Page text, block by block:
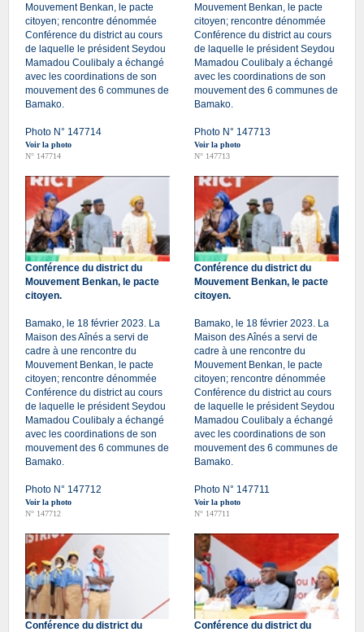
Mouvement Benkan, le pacte
citoyen; rencontre dénommée
Conférence du district au cours
de laquelle le président Seydou
Mamadou Coulibaly a échangé
avec les coordinations de son
mouvement des 6 communes de
Bamako.
Photo N° 147714
Voir la photo
N° 147714
Mouvement Benkan, le pacte
citoyen; rencontre dénommée
Conférence du district au cours
de laquelle le président Seydou
Mamadou Coulibaly a échangé
avec les coordinations de son
mouvement des 6 communes de
Bamako.
Photo N° 147713
Voir la photo
N° 147713
Conférence du district du
Mouvement Benkan, le pacte
citoyen.
Bamako, le 18 février 2023. La
Maison des Aînés a servi de
cadre à une rencontre du
Mouvement Benkan, le pacte
citoyen; rencontre dénommée
Conférence du district au cours
de laquelle le président Seydou
Mamadou Coulibaly a échangé
avec les coordinations de son
mouvement des 6 communes de
Bamako.
Photo N° 147712
Voir la photo
N° 147712
Conférence du district du
Mouvement Benkan, le pacte
citoyen.
Bamako, le 18 février 2023. La
Maison des Aînés a servi de
cadre à une rencontre du
Mouvement Benkan, le pacte
citoyen; rencontre dénommée
Conférence du district au cours
de laquelle le président Seydou
Mamadou Coulibaly a échangé
avec les coordinations de son
mouvement des 6 communes de
Bamako.
Photo N° 147711
Voir la photo
N° 147711
Conférence du district du
Conférence du district du